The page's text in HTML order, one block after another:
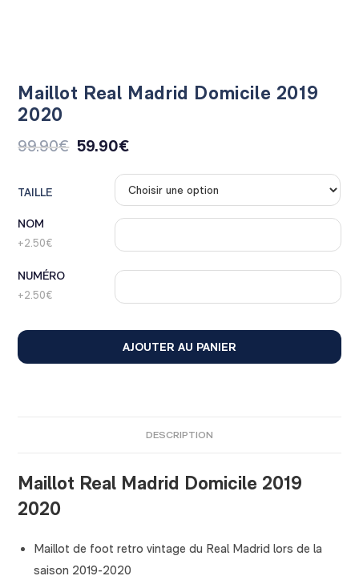
Maillot Real Madrid Domicile 2019
2020
99.90€ 59.90€
TAILLE
NOM
+2.50€
NUMÉRO
+2.50€
AJOUTER AU PANIER
DESCRIPTION
Maillot Real Madrid Domicile 2019
2020
Maillot de foot retro vintage du Real Madrid lors de la
saison 2019-2020